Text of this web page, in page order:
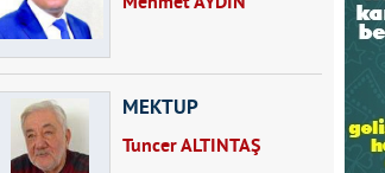
MEKTUP
Tuncer ALTINTAŞ